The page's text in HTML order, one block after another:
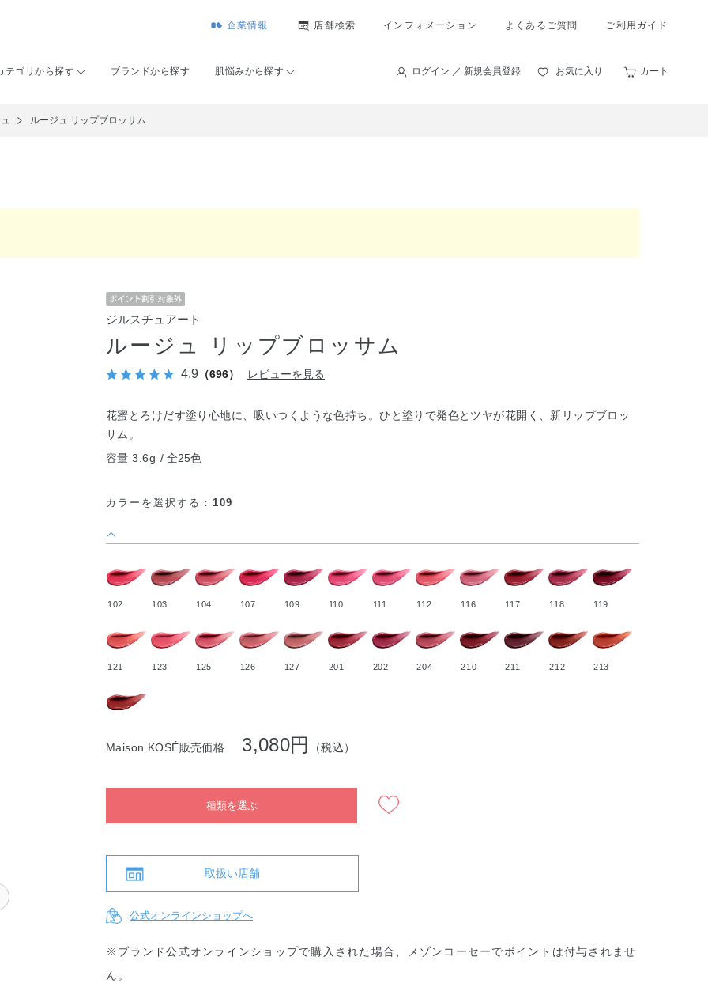
企業情報 店舗検索 インフォメーション よくあるご質問 ご利用ガイド
テゴリから探す ブランドから探す 肌悩みから探す ログイン ／ 新規会員登録 お気に入り カート
ルージュ リップブロッサム
ジルスチュアート
ルージュ リップブロッサム
4.9 （696） レビューを見る
花蜜とろけだす塗り心地に、吸いつくような色持ち。ひと塗りで発色とツヤが花開く、新リップブロッ
サム。
容量 3.6g
全25色
カラーを選択する： 109
102 103 104 107 109 110 111 112 116 117 118 119
121 123 125 126 127 201 202 204 210 211 212 213
Maison KOSÉ販売価格 3,080円 （税込）
種類を選ぶ
取扱い店舗
公式オンラインショップへ
※ブランド公式オンラインショップで購入された場合、メゾンコーセーでポイントは付与されませ
ん。